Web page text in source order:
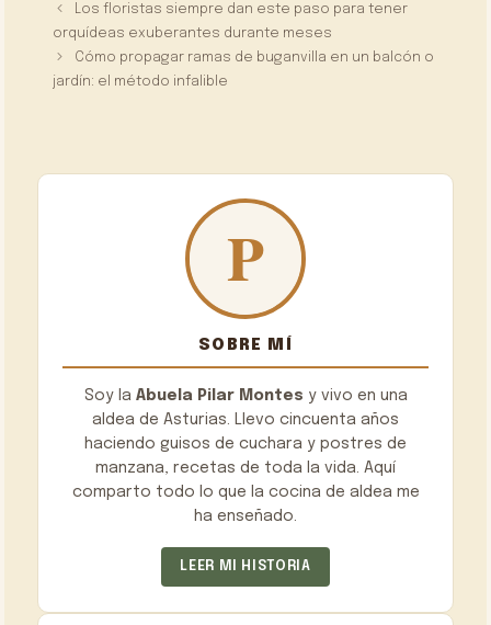
Los floristas siempre dan este paso para tener
orquídeas exuberantes durante meses
Cómo propagar ramas de buganvilla en un balcón o
jardín: el método infalible
SOBRE MÍ
Soy la Abuela Pilar Montes y vivo en una
aldea de Asturias. Llevo cincuenta años
haciendo guisos de cuchara y postres de
manzana, recetas de toda la vida. Aquí
comparto todo lo que la cocina de aldea me
ha enseñado.
LEER MI HISTORIA